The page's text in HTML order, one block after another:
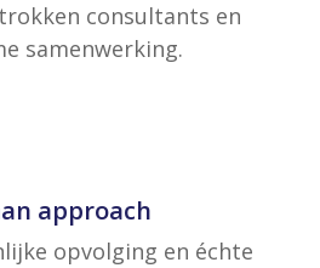
consultants en
samenwerking.
approach
opvolging en échte